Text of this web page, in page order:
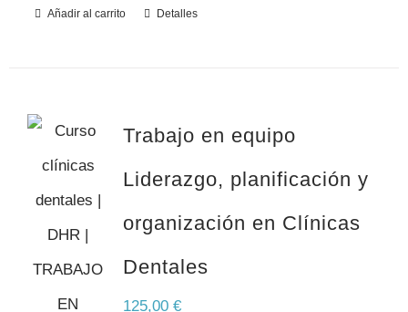
Añadir al carrito Detalles
Trabajo en equipo
Liderazgo, planificación y
organización en Clínicas
Dentales
125,00 €